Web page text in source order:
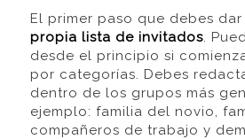
El primer paso que debes dar
propia lista de invitados.
desde el principio si
por categorías. Debes
dentro de los grupos más
ejemplo: familia del novio,
compañeros de trabajo y